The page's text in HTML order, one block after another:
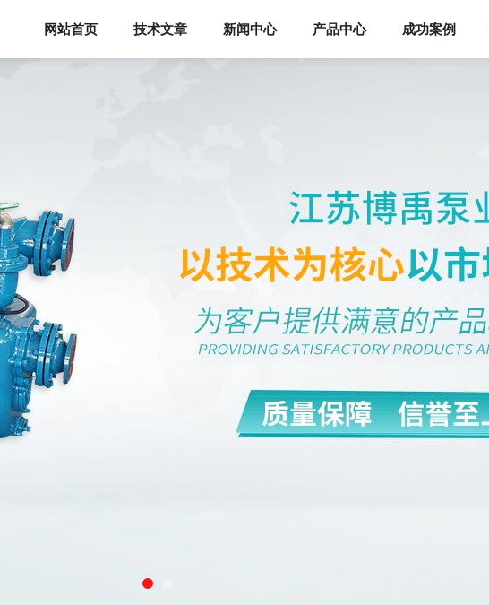
网站首页 技术文章 新闻中心 产品中心 成功案例